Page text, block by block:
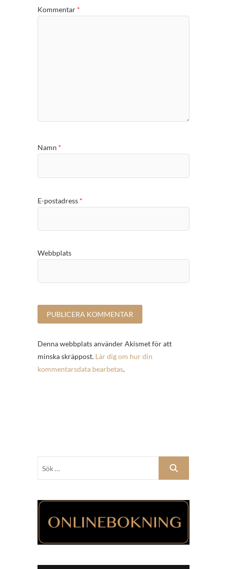
Kommentar *
Namn *
E-postadress *
Webbplats
Denna webbplats använder Akismet för att
minska skräppost. Lär dig om hur din
kommentarsdata bearbetas.